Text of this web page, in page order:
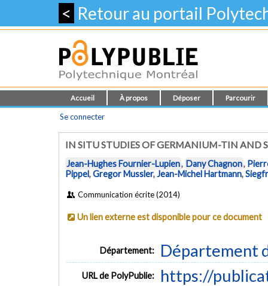
< Retour au portail
Accueil À propos Déposer Parcourir
Se connecter
IN SITU STUDIES OF GERMANIUM-TIN
Jean-Hughes Fournier-Lupien, Dany Chagnon,
Pippel,Gregor Mussler,Jean-Michel Hartmann,
Communication écrite (2014)
Un lien externe est disponible pour ce document
Département: Département
URL de PolyPublie: https://